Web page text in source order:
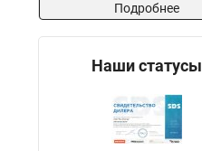
Подробнее
Наши статусы